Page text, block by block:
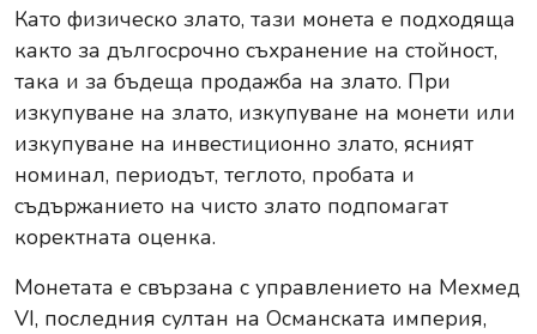
Като физическо злато, тази монета е подходяща
както за дългосрочно съхранение на стойност,
така и за бъдеща продажба на злато. При
изкупуване на злато, изкупуване на монети или
изкупуване на инвестиционно злато, ясният
номинал, периодът, теглото, пробата и
съдържанието на чисто злато подпомагат
коректната оценка.
Монетата е свързана с управлението на Мехмед
VI, последния султан на Османската империя,